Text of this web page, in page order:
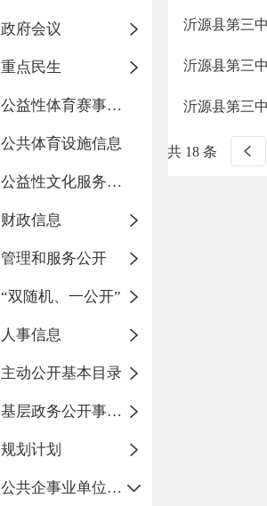
政府会议
重点民生
公益性体育赛事活动
公共体育设施信息
公益性文化服务活动
财政信息
管理和服务公开
“双随机、一公开”
人事信息
主动公开基本目录
基层政务公开事项标准目录
规划计划
公共企事业单位信息公开
沂源县第三
沂源县第三
沂源县第三
共 18 条